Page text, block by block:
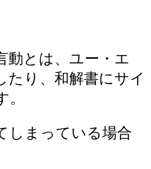
動とは、ユー・エ
たり、和解書にサイ
しまっている場合